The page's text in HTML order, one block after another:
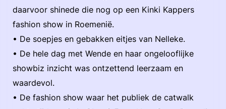
daarvoor shinede die nog op een Kinki Kappers
fashion show in Roemenië.
• De soepjes en gebakken eitjes van Nelleke.
• De hele dag met Wende en haar ongelooflijke
showbiz inzicht was ontzettend leerzaam en
waardevol.
• De fashion show waar het publiek de catwalk